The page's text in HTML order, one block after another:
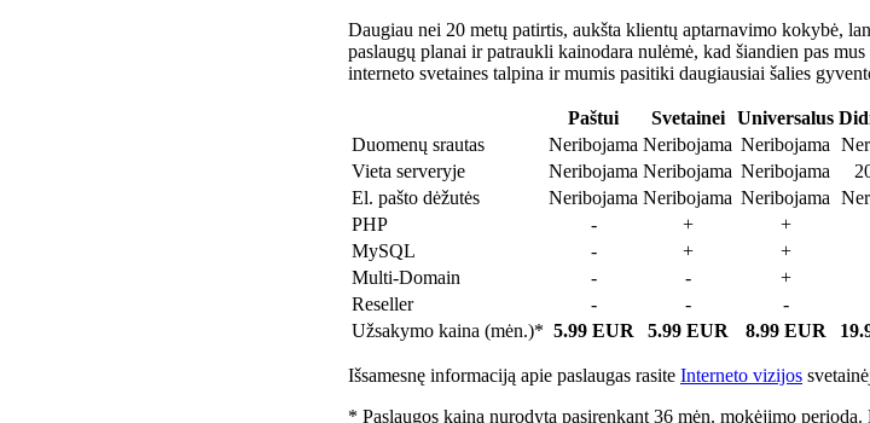
Daugiau nei 20 metų patirtis, aukšta klientų aptarnavimo kokybė,
paslaugų planai ir patraukli kainodara nulėmė, kad šiandien pas mus
interneto svetaines talpina ir mumis pasitiki daugiausiai šalies
Paštui Svetainei Universalus
Duomenų srautas
Neribojama Neribojama Neribojama
Vieta serveryje
Neribojama Neribojama Neribojama
El. pašto dėžutės
Neribojama Neribojama Neribojama
PHP
- + +
MySQL
- + +
Multi-Domain
- - +
Reseller
- - -
Užsakymo kaina (mėn.)* 5.99 EUR 5.99 EUR 8.99 EUR
Išsamesnę informaciją apie paslaugas rasite Interneto vizijos
* Paslaugos kaina nurodyta pasirenkant 36 mėn. mokėjimo periodą.